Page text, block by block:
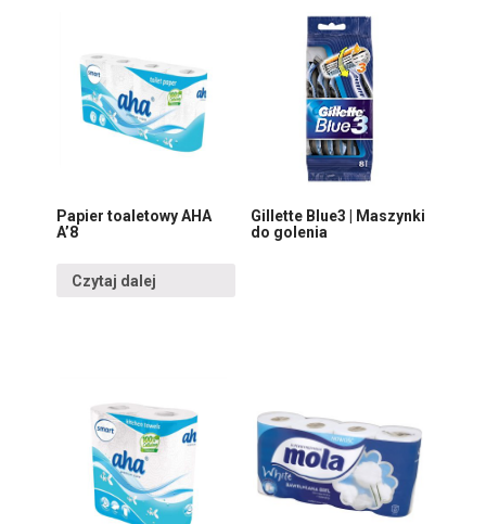
Papier toaletowy AHA
A’8
Czytaj dalej
Gillette Blue3 | Maszynki
do golenia